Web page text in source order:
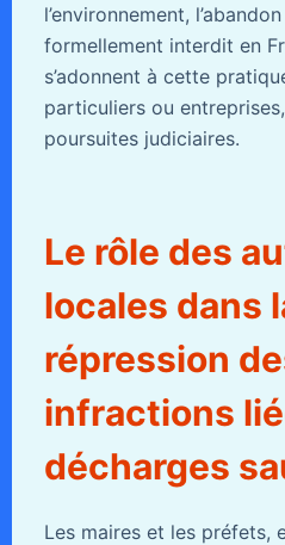
l’environnement,
formellement interdit en
s’adonnent à cette
particuliers ou
poursuites judiciaires.
Le rôle des
locales dans
répression
infractions
décharges
Les maires et les préfets,